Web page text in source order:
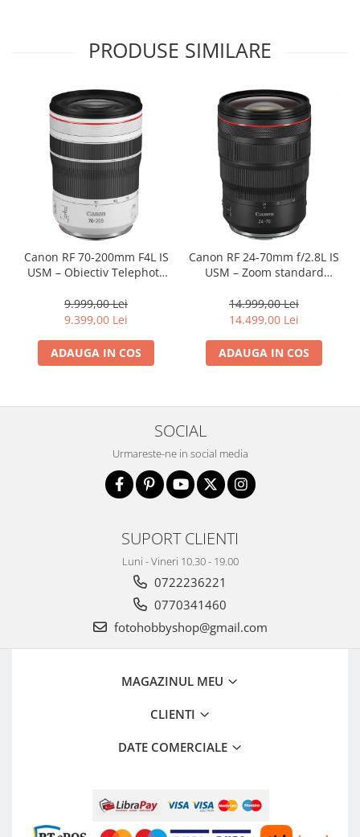
Genti, Rucsacuri, Troller foto
Genti foto
Genti Holster TopLoader
Genti, Troller Video
Rucsacuri Foto
Only One Shoulder - SlingShot
Tocuri si huse protectie aparate
Hamuri si Centuri foto
Curele Aparat - Umar
Genti Laptop si iPad
Hand Strap / Grip
Accesorii genti si trollere
Video / Camere si accesorii
Camere video profesionale
Camere Video Cinematice
Accesorii camere video de actiune
Acumulatori camere video
Huse Protectie / Ploaie camere
Accesorii diverse pt camere video
Camere Video Cinematice
Camere Video Compacte
PRODUSE SIMILARE
Canon RF 70-200mm F4L IS
USM – Obiectiv Telephoto
9.999,00 Lei
9.399,00 Lei
ADAUGA IN COS
Canon RF 24-70mm f/2.8L IS
USM – Zoom standard
14.999,00 Lei
14.499,00 Lei
ADAUGA IN COS
SOCIAL
Urmareste-ne in social media
SUPORT CLIENTI
Luni - Vineri 10.30 - 19.00
0722236221
0770341460
fotohobbyshop@gmail.com
MAGAZINUL MEU
CLIENTI
DATE COMERCIALE